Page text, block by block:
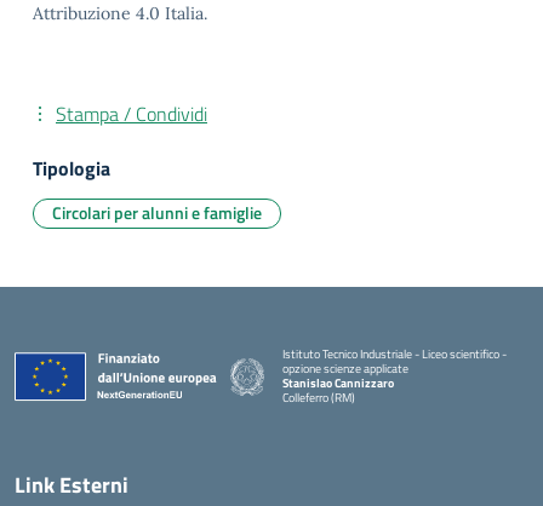
Attribuzione 4.0 Italia.
Stampa / Condividi
Tipologia
Circolari per alunni e famiglie
Istituto Tecnico Industriale - Liceo scientifico -
opzione scienze applicate
Stanislao Cannizzaro
Colleferro (RM)
Link Esterni